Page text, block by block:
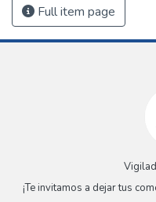
Full item page
¡Te invitamos a dejar tus